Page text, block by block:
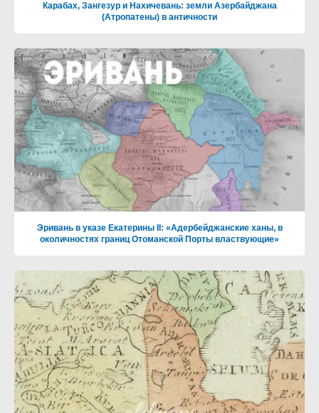
Карабах, Зангезур и Нахичевань: земли Азербайджана
(Атропатены) в античности
Эривань в указе Екатерины II: «Адербейджанские ханы, в
околичностях границ Отоманской Порты властвующие»